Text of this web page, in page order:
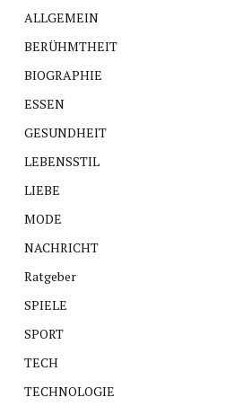
ALLGEMEIN
BERÜHMTHEIT
BIOGRAPHIE
ESSEN
GESUNDHEIT
LEBENSSTIL
LIEBE
MODE
NACHRICHT
Ratgeber
SPIELE
SPORT
TECH
TECHNOLOGIE